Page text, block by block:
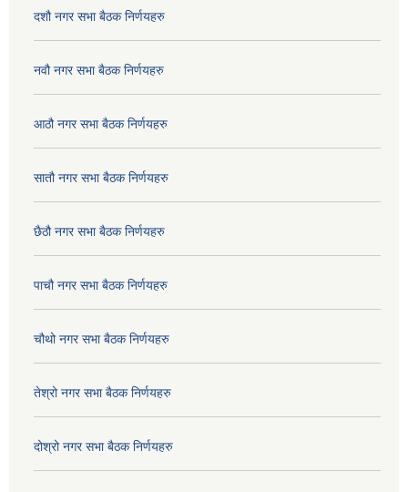
दशौ नगर सभा बैठक निर्णयहरु
नवौ नगर सभा बैठक निर्णयहरु
आठौ नगर सभा बैठक निर्णयहरु
सातौ नगर सभा बैठक निर्णयहरु
छैठौ नगर सभा बैठक निर्णयहरु
पाचौ नगर सभा बैठक निर्णयहरु
चौथो नगर सभा बैठक निर्णयहरु
तेश्रो नगर सभा बैठक निर्णयहरु
दोश्रो नगर सभा बैठक निर्णयहरु